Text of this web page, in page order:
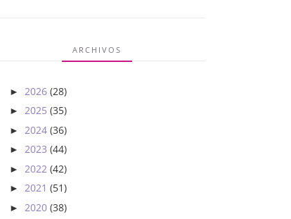
ARCHIVOS
► 2026 (28)
► 2025 (35)
► 2024 (36)
► 2023 (44)
► 2022 (42)
► 2021 (51)
► 2020 (38)